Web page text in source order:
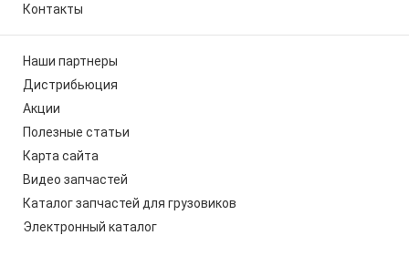
Контакты
Наши партнеры
Дистрибьюция
Акции
Полезные статьи
Карта сайта
Видео запчастей
Каталог запчастей для грузовиков
Электронный каталог